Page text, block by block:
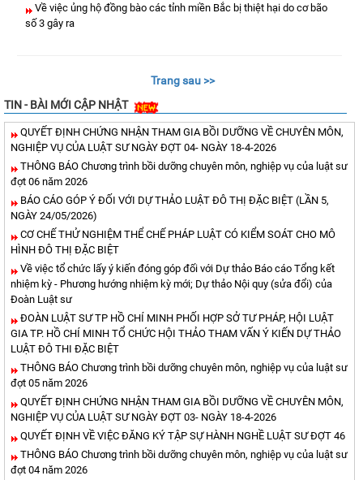
Về việc ủng hộ đồng bào các tỉnh miền Bắc bị thiệt hại do cơ bão
số 3 gây ra
Trang sau >>
TIN - BÀI MỚI CẬP NHẬT
QUYẾT ĐỊNH CHỨNG NHẬN THAM GIA BỒI DƯỠNG VỀ CHUYÊN MÔN,
NGHIỆP VỤ CỦA LUẬT SƯ NGÀY ĐỢT 04- NGÀY 18-4-2026
THÔNG BÁO Chương trình bồi dưỡng chuyên môn, nghiệp vụ của luật sư
đợt 06 năm 2026
BÁO CÁO GÓP Ý ĐỐI VỚI DỰ THẢO LUẬT ĐÔ THỊ ĐẶC BIỆT (LẦN 5,
NGÀY 24/05/2026)
CƠ CHẾ THỬ NGHIỆM THỂ CHẾ PHÁP LUẬT CÓ KIỂM SOÁT CHO MÔ
HÌNH ĐÔ THỊ ĐẶC BIỆT
Về việc tổ chức lấy ý kiến đóng góp đối với Dự thảo Báo cáo Tổng kết
nhiệm kỳ - Phương hướng nhiệm kỳ mới; Dự thảo Nội quy (sửa đổi) của
Đoàn Luật sư
ĐOÀN LUẬT SƯ TP HỒ CHÍ MINH PHỐI HỢP SỞ TƯ PHÁP, HỘI LUẬT
GIA TP. HỒ CHÍ MINH TỔ CHỨC HỘI THẢO THAM VẤN Ý KIẾN DỰ THẢO
LUẬT ĐÔ THI ĐẶC BIỆT
THÔNG BÁO Chương trình bồi dưỡng chuyên môn, nghiệp vụ của luật sư
đợt 05 năm 2026
QUYẾT ĐỊNH CHỨNG NHẬN THAM GIA BỒI DƯỠNG VỀ CHUYÊN MÔN,
NGHIỆP VỤ CỦA LUẬT SƯ NGÀY ĐỢT 03- NGÀY 18-4-2026
QUYẾT ĐỊNH VỀ VIỆC ĐĂNG KÝ TẬP SỰ HÀNH NGHỀ LUẬT SƯ ĐỢT 46
THÔNG BÁO Chương trình bồi dưỡng chuyên môn, nghiệp vụ của luật sư
đợt 04 năm 2026